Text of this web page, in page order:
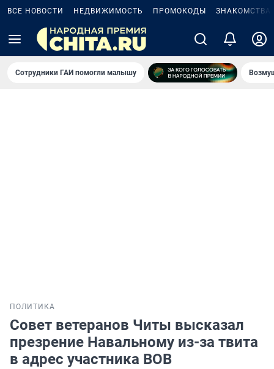
ВСЕ НОВОСТИ НЕДВИЖИМОСТЬ ПРОМОКОДЫ ЗНАКОМСТВА
Сотрудники ГАИ помогли малышу
ПОЛИТИКА
Совет ветеранов Читы высказал
презрение Навальному из-за твита
в адрес участника ВОВ